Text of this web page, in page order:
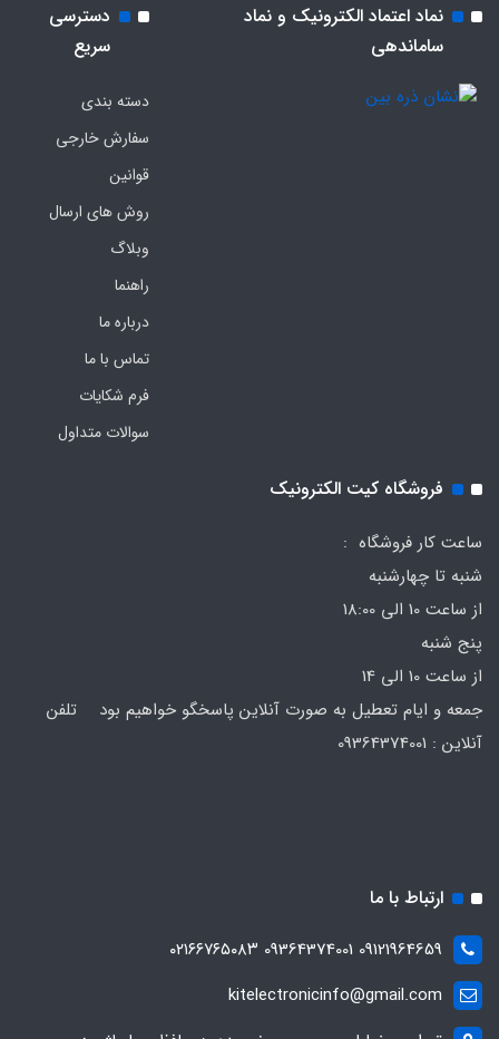
نماد اعتماد الکترونیک و نماد
ساماندهی
دسترسی
سریع
دسته بندی
سفارش خارجی
قوانین
روش های ارسال
وبلاگ
راهنما
درباره ما
تماس با ما
فرم‌ شکایات
سوالات متداول
فروشگاه کیت الکترونیک
ساعت کار فروشگاه :
شنبه تا چهارشنبه
از ساعت 10 الی 18:00
پنج شنبه
از ساعت 10 الی 14
جمعه و ایام تعطیل به صورت آنلاین پاسخگو خواهیم بود تلفن
ارتباط با ما
09121964659 09364374001 ۰۲۱۶۶۷۶۵۰۸۳
kitelectronicinfo@gmail.com